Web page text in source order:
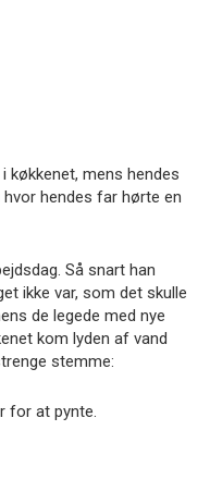
køkkenet, mens hendes
hendes far hørte en
Så snart han
ikke var, som det skulle
de legede med nye
kom lyden af vand
stemme:
for at pynte.